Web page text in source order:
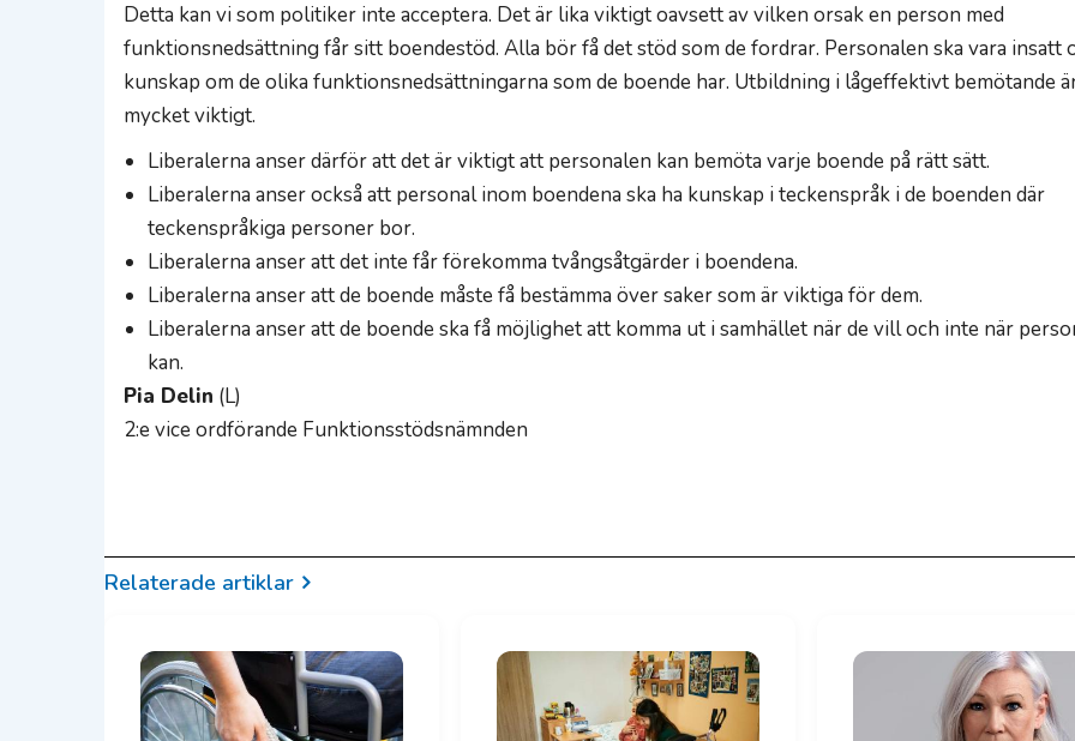
Detta kan vi som politiker inte acceptera. Det är lika viktigt oavsett av vilken orsak en person med
funktionsnedsättning får sitt boendestöd. Alla bör få det stöd som de fordrar. Personalen ska vara insatt
kunskap om de olika funktionsnedsättningarna som de boende har. Utbildning i lågeffektivt bemötande
mycket viktigt.
Liberalerna anser därför att det är viktigt att personalen kan bemöta varje boende på rätt sätt.
Liberalerna anser också att personal inom boendena ska ha kunskap i teckenspråk i de boenden där
teckenspråkiga personer bor.
Liberalerna anser att det inte får förekomma tvångsåtgärder i boendena.
Liberalerna anser att de boende måste få bestämma över saker som är viktiga för dem.
Liberalerna anser att de boende ska få möjlighet att komma ut i samhället när de vill och inte när
kan.
Pia Delin (L)
2:e vice ordförande Funktionsstödsnämnden
Relaterade artiklar